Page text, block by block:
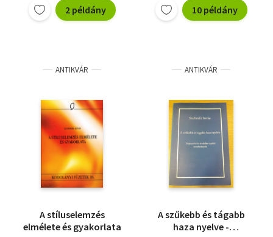
2 példány 10 példány
ANTIKVÁR
A stíluselemzés
elmélete és gyakorlata
ANTIKVÁR
A szűkebb és tágabb
haza nyelve -